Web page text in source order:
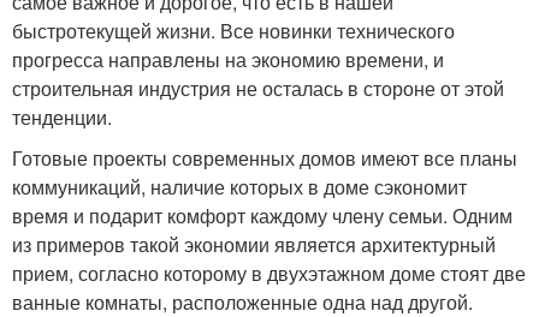
быстротекущей жизни. Все новинки технического
прогресса направлены на экономию времени, и
строительная индустрия не осталась в стороне от этой
тенденции.
Готовые проекты современных домов имеют все планы
коммуникаций, наличие которых в доме сэкономит
время и подарит комфорт каждому члену семьи. Одним
из примеров такой экономии является архитектурный
прием, согласно которому в двухэтажном доме стоят две
ванные комнаты, расположенные одна над другой.